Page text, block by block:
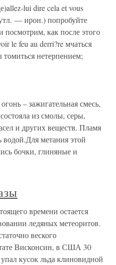
lui dire cela et vous
— ирон.) попробуйте
посмотрим, как после этого
le feu au derri?re мчаться
томиться нетерпением;
– зажигательная смесь,
из смолы, серы,
и других веществ. Пламя
водой.Для метания этой
бочки, глиняные и
времени остается
ледяных метеоритов.
веского
Висконсин, в США 30
кусок льда клиновидной